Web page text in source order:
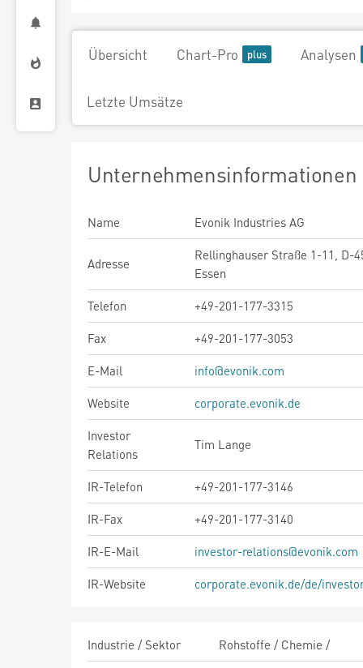
Übersicht Chart-Pro Analysen
Letzte Umsätze
Unternehmensinformationen
Name Evonik Industries AG
Adresse
Rellinghauser Straße 1-11, D-
Essen
Telefon
+49-201-177-3315
Fax
+49-201-177-3053
E-Mail
info@evonik.com
Website
corporate.evonik.de
Investor
Relations
Tim Lange
IR-Telefon
+49-201-177-3146
IR-Fax
+49-201-177-3140
IR-E-Mail
investor-relations@evonik.com
IR-Website
corporate.evonik.de/de/
Industrie / Sektor
Rohstoffe / Chemie /